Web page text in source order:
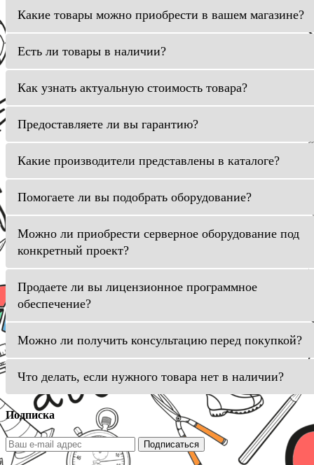
Какие товары можно приобрести в вашем магазине?
Есть ли товары в наличии?
Как узнать актуальную стоимость товара?
Предоставляете ли вы гарантию?
Какие производители представлены в каталоге?
Помогаете ли вы подобрать оборудование?
Можно ли приобрести серверное оборудование под
конкретный проект?
Продаете ли вы лицензионное программное
обеспечение?
Можно ли получить консультацию перед покупкой?
Что делать, если нужного товара нет в наличии?
Подписка
Подписаться